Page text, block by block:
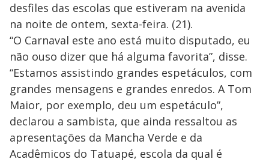
desfiles das escolas que estiveram na avenida
na noite de ontem, sexta-feira. (21).
“O Carnaval este ano está muito disputado, eu
não ouso dizer que há alguma favorita”, disse.
“Estamos assistindo grandes espetáculos, com
grandes mensagens e grandes enredos. A Tom
Maior, por exemplo, deu um espetáculo”,
declarou a sambista, que ainda ressaltou as
apresentações da Mancha Verde e da
Acadêmicos do Tatuapé, escola da qual é